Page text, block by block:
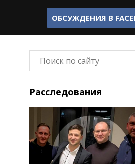
ОБСУЖДЕНИЯ В
Расследования